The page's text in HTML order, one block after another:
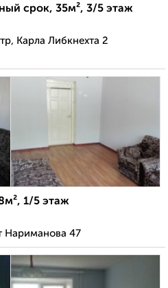
срок, 35м², 3/5 этаж
Карла Либкнехта 2
1/5 этаж
Нариманова 47